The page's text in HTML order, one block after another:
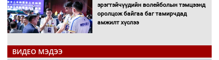
эрэгтэйчүүдийн волейболын тэмцээнд
оролцож байгаа баг тамирчдад
амжилт хүслээ
ВИДЕО МЭДЭЭ